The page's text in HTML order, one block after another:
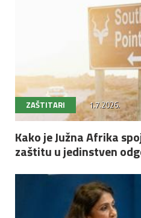
ZAŠTITARI 1.7.2026.
Kako je Južna Afrika
zaštitu u jedinstven